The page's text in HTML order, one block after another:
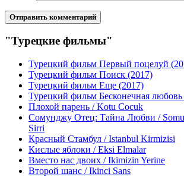
"Турецкие фильмы"
Турецкий фильм Первый поцелуй
Турецкий фильм Поиск (2017)
Турецкий фильм Еще (2017)
Турецкий фильм Бесконечная любовь
Плохой парень / Kotu Cocuk
Сомунджу Отец: Тайна Любви /
Sirri
Красный Стамбул / Istanbul Kirmizisi
Кислые яблоки / Eksi Elmalar
Вместо нас двоих / Ikimizin Yerine
Второй шанс / Ikinci Sans